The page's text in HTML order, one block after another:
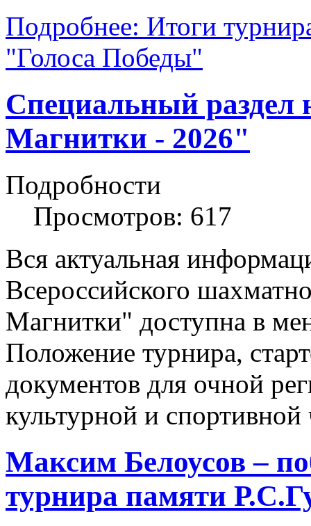
Подробнее: Итоги
"Голоса Победы"
Специальный раздел
Магнитки - 2026"
Подробности
Просмотров: 617
Вся актуальная
Всероссийского
Магнитки" доступна в
Положение турнира,
документов для очной
культурной и
Максим Белоусов –
турнира памяти